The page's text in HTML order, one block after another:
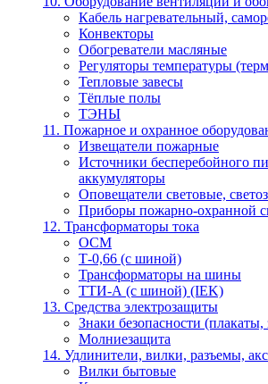
Кабель нагревательный,
Конвекторы
Обогреватели масляные
Регуляторы температуры
Тепловые завесы
Тёплые полы
ТЭНЫ
11. Пожарное и охранное
Извещатели пожарные
Источники бесперебойного
аккумуляторы
Оповещатели световые,
Приборы пожарно-охранной
12. Трансформаторы тока
ОСМ
Т-0,66 (с шиной)
Трансформаторы на шины
ТТИ-А (с шиной) (IEK)
13. Средства электрозащиты
Знаки безопасности (плакаты,
Молниезащита
14. Удлинители, вилки, разъемы,
Вилки бытовые